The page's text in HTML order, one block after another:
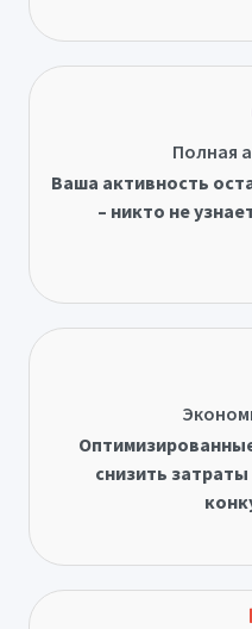
Полная
Ваша активность
– никто не
снизить